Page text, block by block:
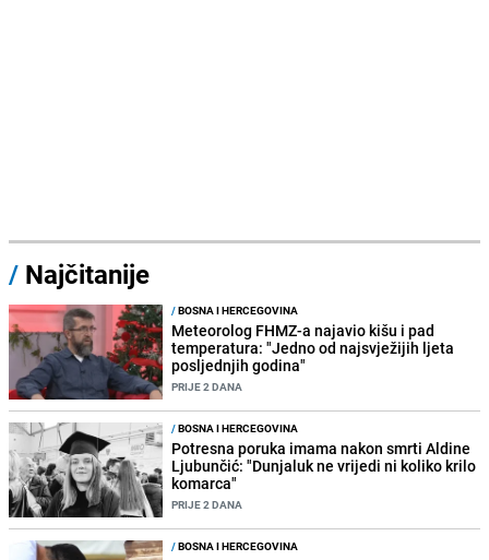
/ Najčitanije
/BOSNA I HERCEGOVINA
Meteorolog FHMZ-a najavio kišu i pad
temperatura: "Jedno od najsvježijih ljeta
posljednjih godina"
PRIJE 2 DANA
/BOSNA I HERCEGOVINA
Potresna poruka imama nakon smrti Aldine
Ljubunčić: "Dunjaluk ne vrijedi ni koliko krilo
komarca"
PRIJE 2 DANA
/BOSNA I HERCEGOVINA